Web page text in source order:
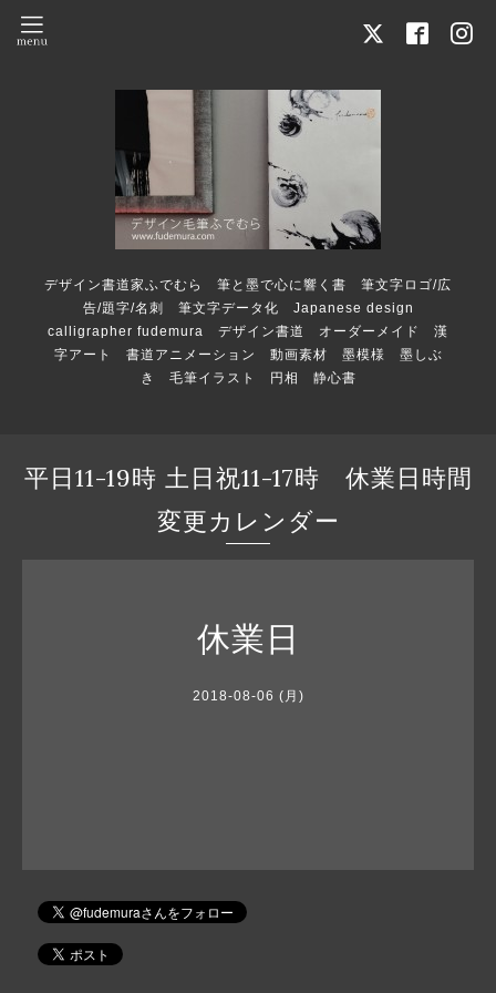
デザイン書道家ふでむら 筆と墨で心に響く書 筆文字ロゴ/広
告/題字/名刺 筆文字データ化 Japanese design
calligrapher fudemura デザイン書道 オーダーメイド 漢
字アート 書道アニメーション 動画素材 墨模様 墨しぶ
き 毛筆イラスト 円相 静心書
平日11-19時 土日祝11-17時 休業日時間
変更カレンダー
休業日
2018-08-06 (月)